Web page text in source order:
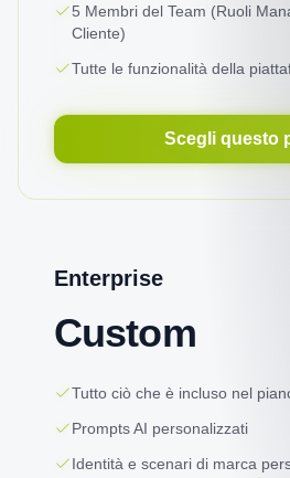
5 Membri del Team (Ruoli
Cliente)
Tutte le funzionalità della
Scegli questo
Enterprise
Custom
Tutto ciò che è incluso nel
Prompts AI personalizzati
Identità e scenari di marca